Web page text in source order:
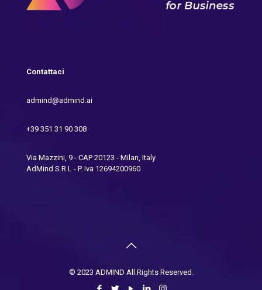
Contattaci
admind@admind.ai
+39 351 31 90 308
Via Mazzini, 9 - CAP 20123 - Milan, Italy
AdMind S.R.L - P. Iva 12694200960
© 2023 ADMIND All Rights Reserved.